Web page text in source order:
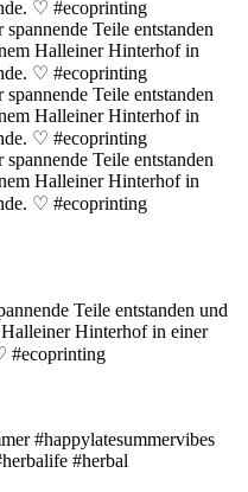
Teile entstanden und
Hinterhof in einer
#ecoprinting